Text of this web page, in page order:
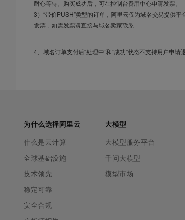
耐心等待。购买成功后，可在控制台费用中心申请发票。
3）“带价PUSH”类型的订单，阿里云仅为域名交易提供
发票，如需发票请直接与域名卖家联系
4、域名订单支付后“处理中”和“成功”状态不支持用户申